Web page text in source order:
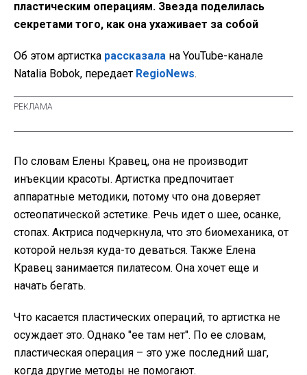
пластическим операциям. Звезда поделилась
секретами того, как она ухаживает за собой
Об этом артистка рассказала на YouTube-канале
Natalia Bobok, передает RegioNews.
По словам Елены Кравец, она не производит
инъекции красоты. Артистка предпочитает
аппаратные методики, потому что она доверяет
остеопатической эстетике. Речь идет о шее, осанке,
стопах. Актриса подчеркнула, что это биомеханика, от
которой нельзя куда-то деваться. Также Елена
Кравец занимается пилатесом. Она хочет еще и
начать бегать.
Что касается пластических операций, то артистка не
осуждает это. Однако "ее там нет". По ее словам,
пластическая операция – это уже последний шаг,
когда другие методы не помогают.